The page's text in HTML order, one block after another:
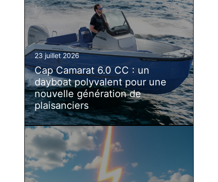
23 juillet 2026
Cap Camarat 6.0 CC : un
dayboat polyvalent pour une
nouvelle génération de
plaisanciers